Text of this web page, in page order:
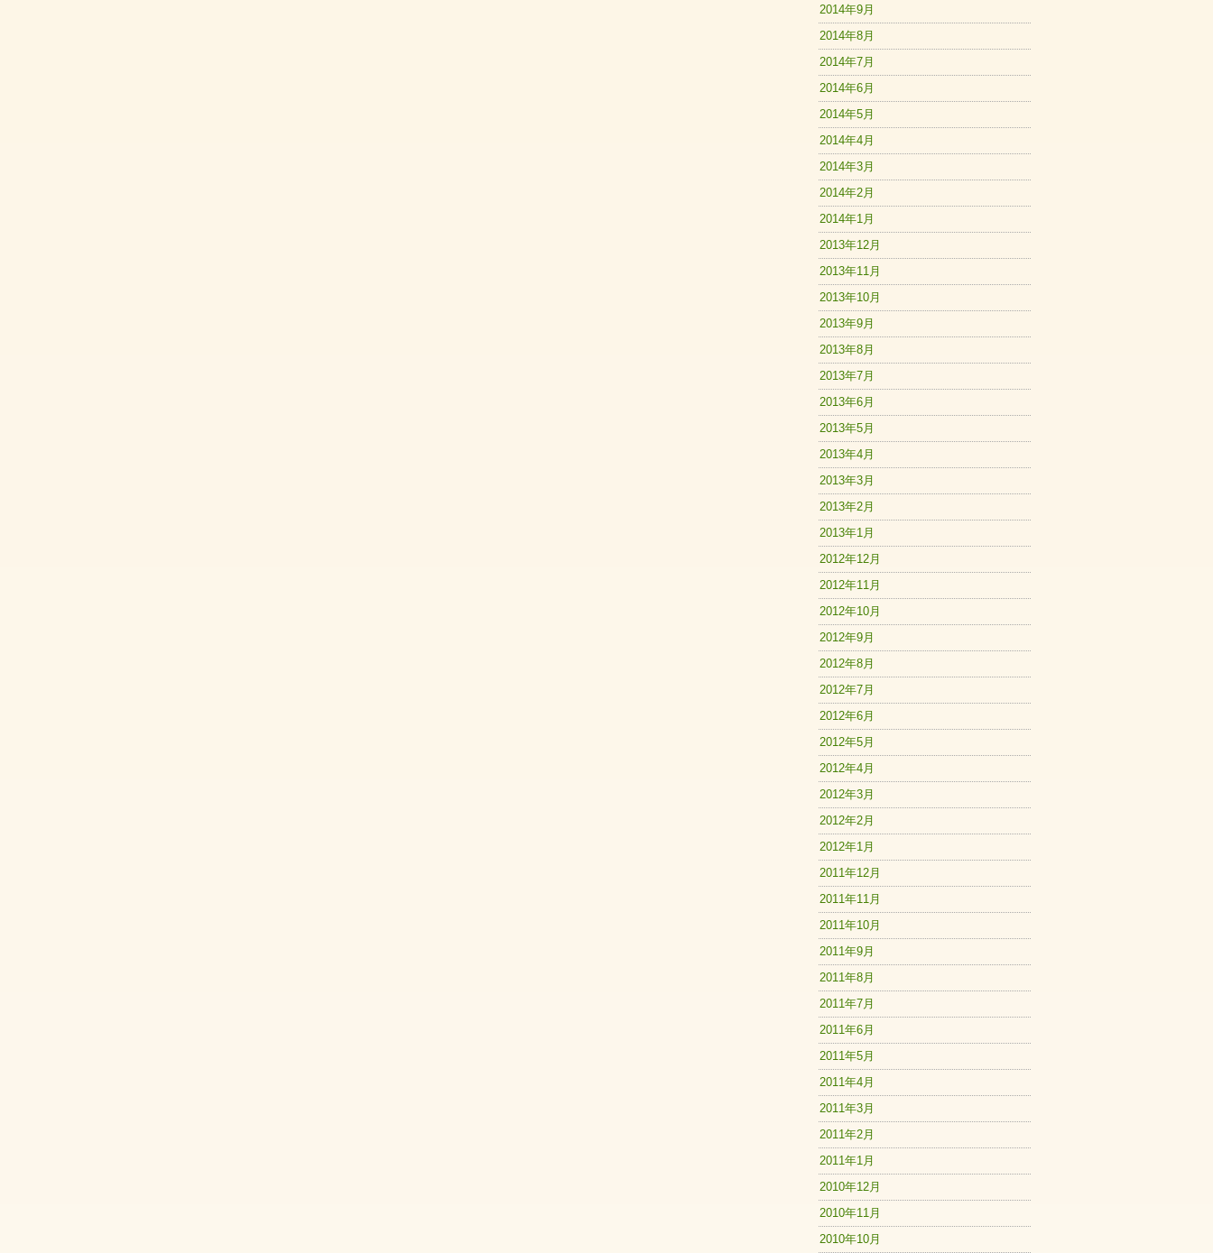
2014年9月
2014年8月
2014年7月
2014年6月
2014年5月
2014年4月
2014年3月
2014年2月
2014年1月
2013年12月
2013年11月
2013年10月
2013年9月
2013年8月
2013年7月
2013年6月
2013年5月
2013年4月
2013年3月
2013年2月
2013年1月
2012年12月
2012年11月
2012年10月
2012年9月
2012年8月
2012年7月
2012年6月
2012年5月
2012年4月
2012年3月
2012年2月
2012年1月
2011年12月
2011年11月
2011年10月
2011年9月
2011年8月
2011年7月
2011年6月
2011年5月
2011年4月
2011年3月
2011年2月
2011年1月
2010年12月
2010年11月
2010年10月